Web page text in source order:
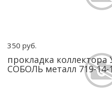
350 руб.
прокладка
СОБОЛЬ металл 719-